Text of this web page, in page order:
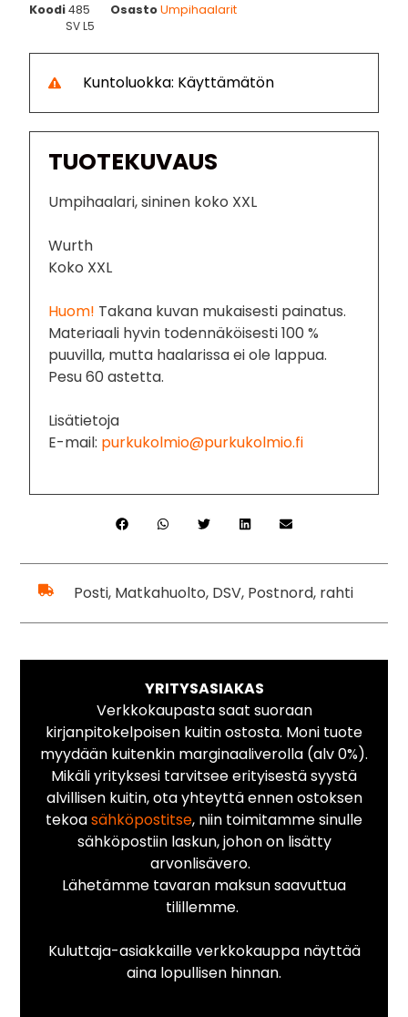
Koodi485 OsastoUmpihaalarit
SV L5
Kuntoluokka: Käyttämätön
TUOTEKUVAUS
Umpihaalari, sininen koko XXL
Wurth
Koko XXL
Huom! Takana kuvan mukaisesti painatus.
Materiaali hyvin todennäköisesti 100 %
puuvilla, mutta haalarissa ei ole lappua.
Pesu 60 astetta.
Lisätietoja
E-mail: purkukolmio@purkukolmio.fi
Posti, Matkahuolto, DSV, Postnord, rahti
YRITYSASIAKAS
Verkkokaupasta saat suoraan
kirjanpitokelpoisen kuitin ostosta. Moni tuote
myydään kuitenkin marginaaliverolla (alv 0%).
Mikäli yrityksesi tarvitsee erityisestä syystä
alvillisen kuitin, ota yhteyttä ennen ostoksen
tekoasähköpostitse, niin toimitamme sinulle
sähköpostiin laskun, johon on lisätty
arvonlisävero.
Lähetämme tavaran maksun saavuttua
tilillemme.
Kuluttaja-asiakkaille verkkokauppa näyttää
aina lopullisen hinnan.